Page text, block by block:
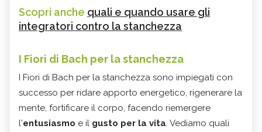
Scopri anche quali e quando usare gli
integratori contro la stanchezza
I Fiori di Bach per la stanchezza
I Fiori di Bach per la stanchezza sono impiegati con
successo per ridare apporto energetico, rigenerare la
mente, fortificare il corpo, facendo riemergere
l'entusiasmo e il gusto per la vita . Vediamo quali